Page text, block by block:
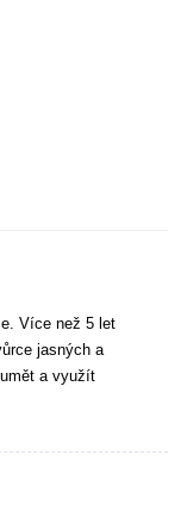
Více než 5 let
jasných a
a využít